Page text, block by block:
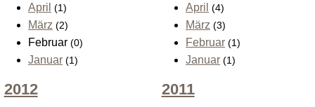
April (1)
März (2)
Februar (0)
Januar (1)
April (4)
März (3)
Februar (1)
Januar (1)
2012 2011